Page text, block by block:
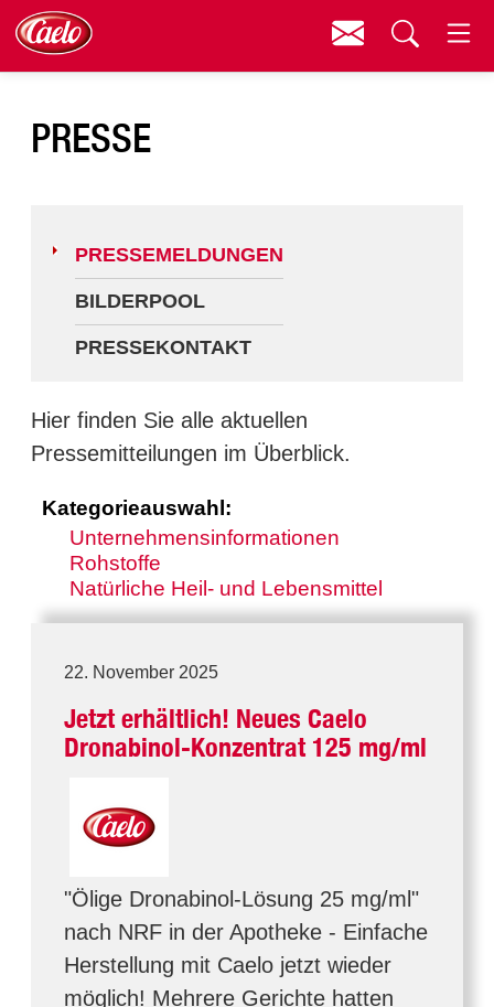
Bilderpool
PRESSE
PRESSEMELDUNGEN
BILDERPOOL
PRESSEKONTAKT
Hier finden Sie alle aktuellen
Pressemitteilungen im Überblick.
Kategorieauswahl:
Unternehmensinformationen
Rohstoffe
Natürliche Heil- und Lebensmittel
22. November 2025
Jetzt erhältlich! Neues Caelo
Dronabinol-Konzentrat 125 mg/ml
"Ölige Dronabinol-Lösung 25 mg/ml"
nach NRF in der Apotheke - Einfache
Herstellung mit Caelo jetzt wieder
möglich! Mehrere Gerichte hatten